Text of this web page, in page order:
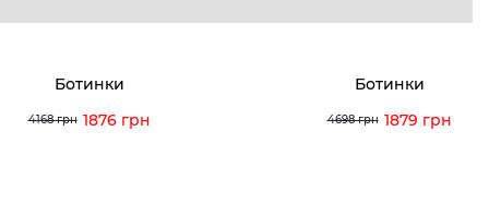
Ботинки
4168 грн 1876 грн
Ботинки
4698 грн 1879 грн